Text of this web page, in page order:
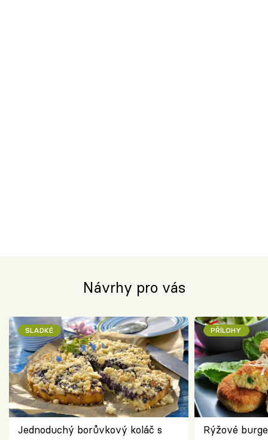
Návrhy pro vás
SLADKÉ
Jednoduchý borůvkový koláč s
PŘÍLOHY
Rýžové